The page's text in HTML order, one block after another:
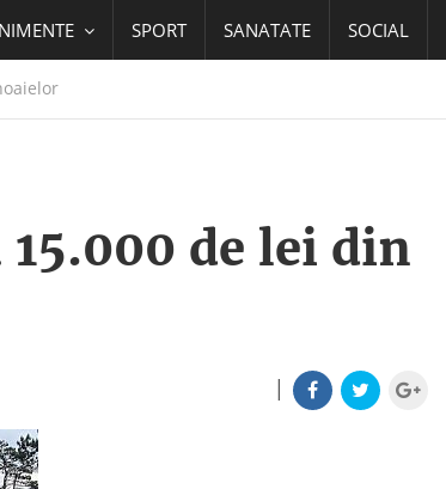
SPORT SANATATE SOCIAL
de lei din
|